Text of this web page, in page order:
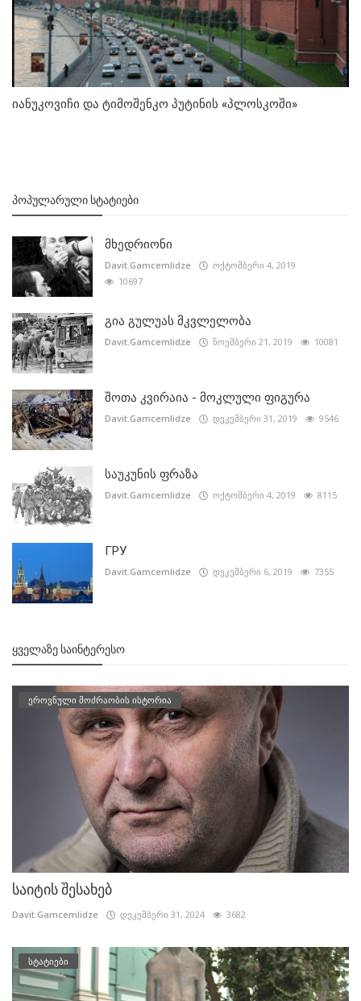
იანუკოვიჩი და ტიმოშენკო პუტინის «პლოსკოში»
ᲞᲝᲞᲣᲚᲐᲠᲣᲚᲘ ᲡᲢᲐᲢᲘᲔᲑᲘ
მხედრიონი
Davit.Gamcemlidze
ოქტომბერი 4, 2019
10697
გია გულუას მკვლელობა
Davit.Gamcemlidze ნოემბერი 21, 2019 10081
შოთა კვირაია - მოკლული ფიგურა
Davit.Gamcemlidze დეკემბერი 31, 2019 9546
საუკუნის ფრაზა
Davit.Gamcemlidze ოქტომბერი 4, 2019 8115
ГРУ
Davit.Gamcemlidze დეკემბერი 6, 2019 7355
ᲧᲕᲔᲚᲐᲖᲔ ᲡᲐᲘᲜᲢᲔᲠᲔᲡᲝ
ეროვნული მოძრაობის ისტორია
საიტის შესახებ
Davit.Gamcemlidze დეკემბერი 31, 2024 3682
სტატიები